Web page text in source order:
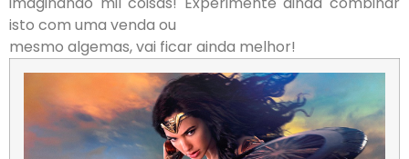
isto com uma venda ou
mesmo algemas, vai ficar ainda melhor!